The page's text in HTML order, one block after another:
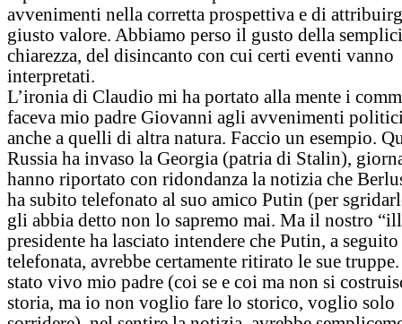
avvenimenti nella corretta prospettiva e di
giusto valore. Abbiamo perso il gusto della
chiarezza, del disincanto con cui certi eventi vanno
interpretati.
L’ironia di Claudio mi ha portato alla mente i
faceva mio padre Giovanni agli avvenimenti
anche a quelli di altra natura. Faccio un esempio.
Russia ha invaso la Georgia (patria di Stalin),
hanno riportato con ridondanza la notizia che
ha subito telefonato al suo amico Putin (per
gli abbia detto non lo sapremo mai. Ma il nostro
presidente ha lasciato intendere che Putin, a
telefonata, avrebbe certamente ritirato le sue truppe.
stato vivo mio padre (coi se e coi ma non si
storia, ma io non voglio fare lo storico, voglio solo